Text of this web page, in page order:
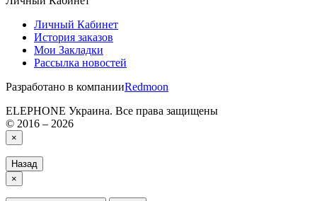
Личный Кабинет
История заказов
Мои Закладки
Рассылка новостей
Разработано в компанииRedmoon
ELEPHONE Украина. Все права защищены
© 2016 – 2026
×
Назад
×